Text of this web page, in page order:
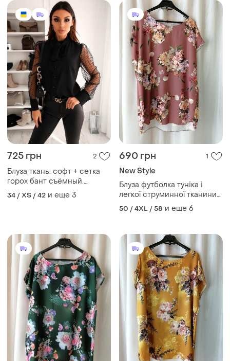
725 грн 2
Блуза ткань: софт + сетка
горох бант съёмный.
пуговицы рабочие
(жемчужные). воротник-
34 / XS / 42 и еще 3
690 грн 1
New Style
Блуза футболка туніка і
легкої струминної тканини
супер софт стильна жіноча
туніка (батал) в наявнос
50 / 4XL / 58 и еще 6